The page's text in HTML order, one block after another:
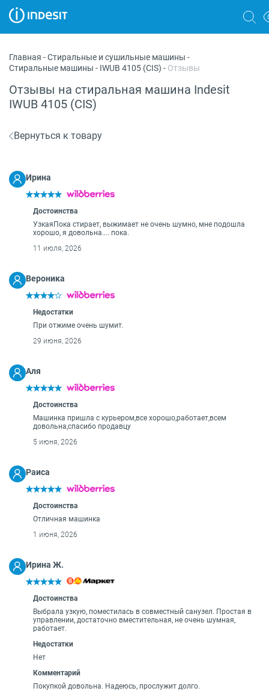
Морозильные камеры
Стиральные и сушильные машины
Духовые шкафы
Вытяжки
Варочные панели
Микроволновые печи
О бренде
Технологии
Сервис
Вопрос-ответ
Библиотека
8 800 3333 887
Главная -Стиральные и сушильные машины -
Стиральные машины - IWUB 4105 (CIS) - Отзывы
Отзывы на стиральная машина Indesit
IWUB 4105 (CIS)
Вернуться к товару
Ирина
Достоинства
УзкаяПока стирает, выжимает не очень шумно, мне подошла
хорошо, я довольна.... пока.
11 июля, 2026
Вероника
Недостатки
При отжиме очень шумит.
29 июня, 2026
Аля
Достоинства
Машинка пришла с курьером,все хорошо,работает,всем
довольна,спасибо продавцу
5 июня, 2026
Раиса
Достоинства
Отличная машинка
1 июня, 2026
Ирина Ж.
Достоинства
Выбрала узкую, поместилась в совместный санузел. Простая в
управлении, достаточно вместительная, не очень шумная,
работает.
Недостатки
Нет
Комментарий
Покупкой довольна. Надеюсь, прослужит долго.